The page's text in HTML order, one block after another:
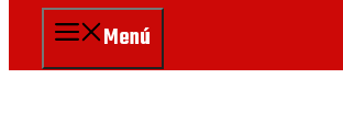
Menú